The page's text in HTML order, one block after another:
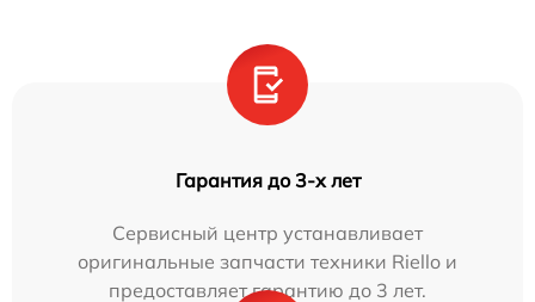
Гарантия до 3-х лет
Сервисный центр устанавливает
оригинальные запчасти техники Riello и
предоставляет гарантию до 3 лет.